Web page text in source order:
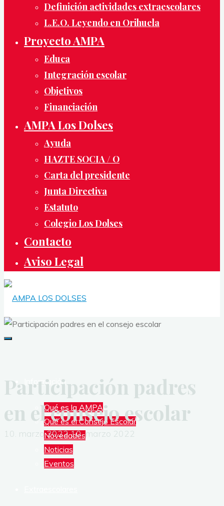
Definición actividades extraescolares
L.E.O. Leyendo en Orihuela
Proyecto AMPA
Educa
Integración escolar
Objetivos
Financiación
AMPA Los Dolses
Ayuda
HAZTE SOCIA / O
Carta del presidente
Junta Directiva
Estatuto
Colegio Los Dolses
Contacto
Aviso Legal
AMPA
LOS
ASOCIACIÓN
DE
MADRES
Y
PADRES
Información
Qué es la AMPA
Qué es el Consejo Escolar
Novedades
Noticias
Eventos
Participación padres
en el consejo escolar
10. marzo 202210. marzo 2022